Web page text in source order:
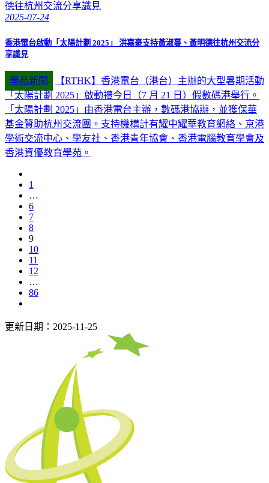
2025-07-24
香港電台啟動「太陽計劃 2025」 洪嘉豪支持黃淑蔓、黃明德往杭州交流分
享識見
學苑新聞
【RTHK】香港電台（港台）主辦的大型暑期活動
「太陽計劃 2025」啟動禮今日（7 月 21 日）假數碼港舉行。
「太陽計劃 2025」由香港電台主辦，數碼港協辦，並獲保華
基金贊助杭州交流團。支持機構計有耀中耀華教育網絡、京港
學術交流中心、學友社、香港青年協會、香港電腦教育學會及
香港資優教育學苑。
1
…
6
7
8
9
10
11
12
…
86
更新日期：2025-11-25